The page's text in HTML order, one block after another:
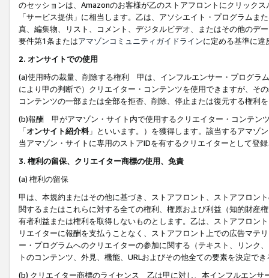
のセッションは、Amazonのお客様が乙のストアフロントにクリック
「サービス提供」に相当します。乙は、アソシエイト・プログラム
真、編集物、リスト、コメント、デジタルビデオ、またはその他のデ
要件第1条またはアマゾンコミュニティガイドラインに定める基準に違
2. オンサイトでの使用
(a)使用時の裁量、削除する権利 甲は、インフルエンサー・プログラ
により甲の判断で）クリエイター・コンテンツを使用できますが、そ
コンテンツの一部または全部を拒否、削除、停止または復元する権利
(b)報酬 甲がアマゾン・サイト内で使用するクリエイター・コンテン
「オンサイト紹介料」といいます。）を獲得します。該当するアマゾ
当アマゾン・サイトに専用のストアIDを有するクリエイターとして登
3. 権利の留保、クリエイター商標の使用、免責
(a) 権利の留保
甲は、本規約またはその他に基づき、ストアフロント、ストアフロン
関するまたはこれらに対する全ての権利、権原および利益（知的財産
有者利益または権利を取得しないものとします。乙は、ストアフロン
リエイターに報酬を支払うことなく、ストアフロント上での広告マテ
ー・プログラムへのクリエイターの参加に関する（テキスト、リンク
トのコンテンツ、外見、機能、URLおよびその他全ての要素を決定で
(b) クリエイター商標のライセンス 乙は甲に対し、本インフルエンサ